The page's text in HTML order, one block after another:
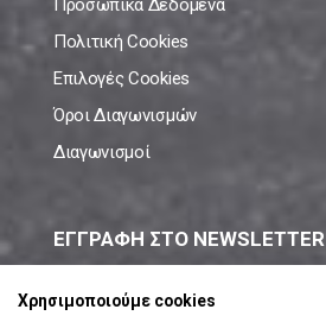
Προσωπικά Δεδομένα
Πολιτική Cookies
Επιλογές Cookies
Όροι Διαγωνισμών
Διαγωνισμοί
ΕΓΓΡΑΦΗ ΣΤΟ NEWSLETTER
Χρησιμοποιούμε cookies